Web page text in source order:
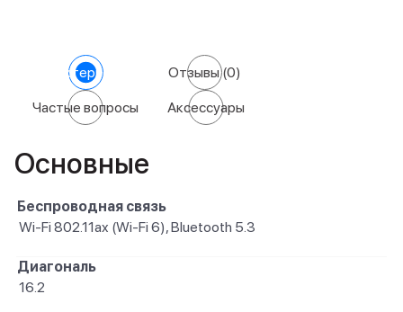
Характеристики Отзывы(0)
Частые вопросы Аксессуары
Основные
Беспроводная связь
Wi-Fi 802.11ax (Wi-Fi 6), Bluetooth 5.3
Диагональ
16.2